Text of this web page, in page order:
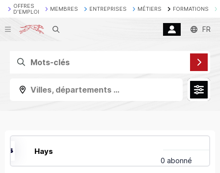
OFFRES
D'EMPLOI
MEMBRES ENTREPRISES MÉTIERS FORMATIONS
Recherche FR
Villes, départements ...
Hays
0 abonné